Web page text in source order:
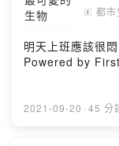
🄴 都市
明天上班應該很
Powered by
2021-09-20 · 45 分